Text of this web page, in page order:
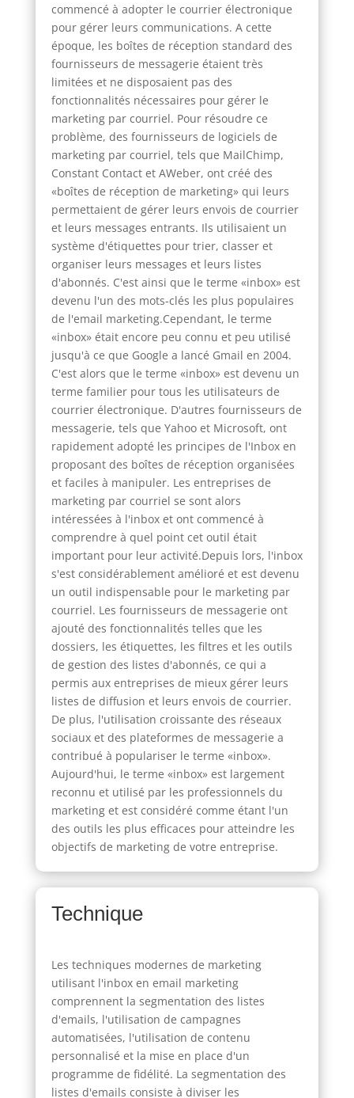
commencé à adopter le courrier électronique
pour gérer leurs communications. A cette
époque, les boîtes de réception standard des
fournisseurs de messagerie étaient très
limitées et ne disposaient pas des
fonctionnalités nécessaires pour gérer le
marketing par courriel. Pour résoudre ce
problème, des fournisseurs de logiciels de
marketing par courriel, tels que MailChimp,
Constant Contact et AWeber, ont créé des
«boîtes de réception de marketing» qui leurs
permettaient de gérer leurs envois de courrier
et leurs messages entrants. Ils utilisaient un
système d'étiquettes pour trier, classer et
organiser leurs messages et leurs listes
d'abonnés. C'est ainsi que le terme «inbox» est
devenu l'un des mots-clés les plus populaires
de l'email marketing.Cependant, le terme
«inbox» était encore peu connu et peu utilisé
jusqu'à ce que Google a lancé Gmail en 2004.
C'est alors que le terme «inbox» est devenu un
terme familier pour tous les utilisateurs de
courrier électronique. D'autres fournisseurs de
messagerie, tels que Yahoo et Microsoft, ont
rapidement adopté les principes de l'Inbox en
proposant des boîtes de réception organisées
et faciles à manipuler. Les entreprises de
marketing par courriel se sont alors
intéressées à l'inbox et ont commencé à
comprendre à quel point cet outil était
important pour leur activité.Depuis lors, l'inbox
s'est considérablement amélioré et est devenu
un outil indispensable pour le marketing par
courriel. Les fournisseurs de messagerie ont
ajouté des fonctionnalités telles que les
dossiers, les étiquettes, les filtres et les outils
de gestion des listes d'abonnés, ce qui a
permis aux entreprises de mieux gérer leurs
listes de diffusion et leurs envois de courrier.
De plus, l'utilisation croissante des réseaux
sociaux et des plateformes de messagerie a
contribué à populariser le terme «inbox».
Aujourd'hui, le terme «inbox» est largement
reconnu et utilisé par les professionnels du
marketing et est considéré comme étant l'un
des outils les plus efficaces pour atteindre les
objectifs de marketing de votre entreprise.
Technique
Les techniques modernes de marketing
utilisant l'inbox en email marketing
comprennent la segmentation des listes
d'emails, l'utilisation de campagnes
automatisées, l'utilisation de contenu
personnalisé et la mise en place d'un
programme de fidélité. La segmentation des
listes d'emails consiste à diviser les